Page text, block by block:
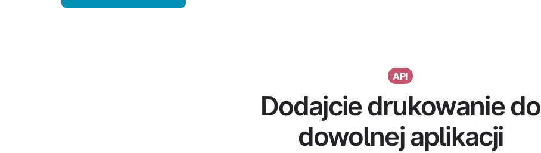
API
Dodajcie drukowanie do
dowolnej aplikacji